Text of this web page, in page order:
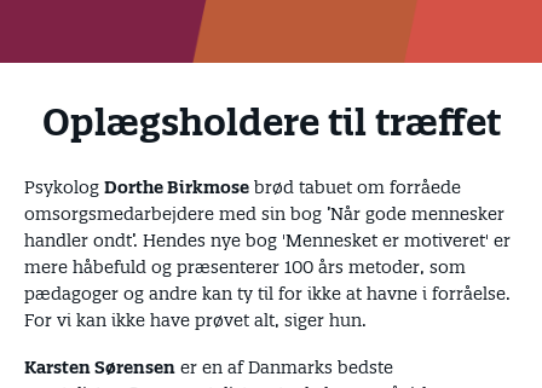
Oplægsholdere til træffet
Psykolog Dorthe Birkmose brød tabuet om forråede
omsorgsmedarbejdere med sin bog ’Når gode mennesker
handler ondt’. Hendes nye bog 'Mennesket er motiveret' er
mere håbefuld og præsenterer 100 års metoder, som
pædagoger og andre kan ty til for ikke at havne i forråelse.
For vi kan ikke have prøvet alt, siger hun.
Karsten Sørensen er en af Danmarks bedste